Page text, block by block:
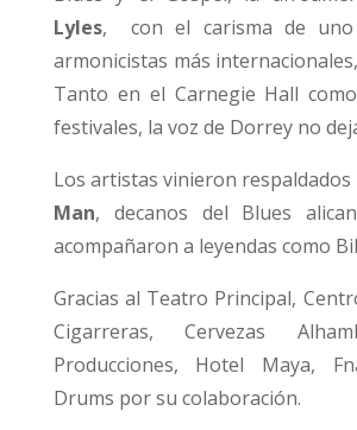
Lyles,
con el carisma de
armonicistas más internacionales,
Tanto en el Carnegie Hall
festivales, la voz de Dorrey no
Los artistas vinieron
Man, decanos del Blues
acompañaron a leyendas como
Gracias al Teatro Principal,
Cigarreras,Cervezas
Producciones, Hotel Maya,
Drums por su colaboración.